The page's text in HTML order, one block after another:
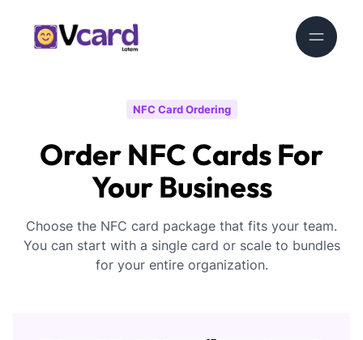
NFC Card Ordering
Order NFC Cards For
Your Business
Choose the NFC card package that fits your team.
You can start with a single card or scale to bundles
for your entire organization.